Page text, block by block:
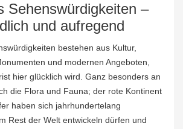
Sehenswürdigkeiten –
und aufregend
bestehen aus Kultur,
und modernen Angeboten,
hier glücklich wird. Ganz besonders an
die Flora und Fauna; der rote Kontinent
haben sich jahrhundertelang
Rest der Welt entwickeln dürfen und